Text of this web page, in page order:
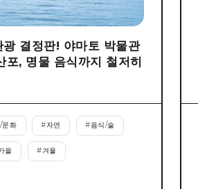
결정판! 야마토 박물관
포, 명물 음식까지 철저히
문화 #자연 #음식/술
을 #겨울